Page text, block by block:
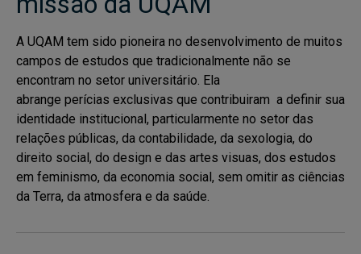
A UQAM tem sido pioneira no desenvolvimento de muitos
campos de estudos que tradicionalmente não se
encontram no setor universitário. Ela
abrange perícias exclusivas que contribuiram a definir sua
identidade institucional, particularmente no setor das
relações públicas, da contabilidade, da sexologia, do
direito social, do design e das artes visuas, dos estudos
em feminismo, da economia social, sem omitir as ciências
da Terra, da atmosfera e da saúde.